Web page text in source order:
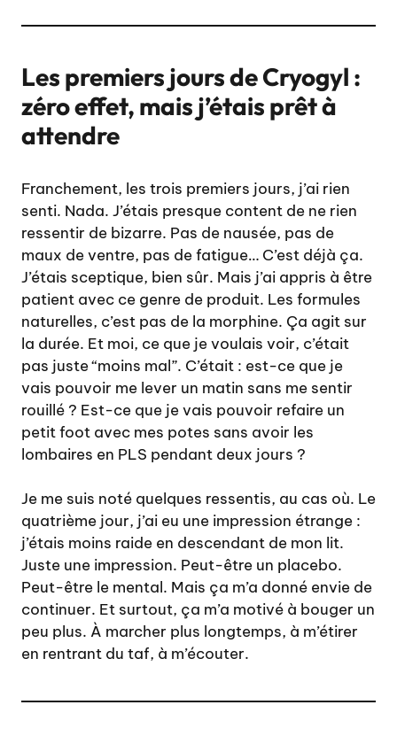
Les premiers jours de Cryogyl :
zéro effet, mais j’étais prêt à
attendre
Franchement, les trois premiers jours, j’ai rien
senti. Nada. J’étais presque content de ne rien
ressentir de bizarre. Pas de nausée, pas de
maux de ventre, pas de fatigue… C’est déjà ça.
J’étais sceptique, bien sûr. Mais j’ai appris à être
patient avec ce genre de produit. Les formules
naturelles, c’est pas de la morphine. Ça agit sur
la durée. Et moi, ce que je voulais voir, c’était
pas juste “moins mal”. C’était : est-ce que je
vais pouvoir me lever un matin sans me sentir
rouillé ? Est-ce que je vais pouvoir refaire un
petit foot avec mes potes sans avoir les
lombaires en PLS pendant deux jours ?
Je me suis noté quelques ressentis, au cas où. Le
quatrième jour, j’ai eu une impression étrange :
j’étais moins raide en descendant de mon lit.
Juste une impression. Peut-être un placebo.
Peut-être le mental. Mais ça m’a donné envie de
continuer. Et surtout, ça m’a motivé à bouger un
peu plus. À marcher plus longtemps, à m’étirer
en rentrant du taf, à m’écouter.